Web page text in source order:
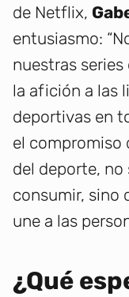
de Netflix,
entusiasmo:
nuestras
la afición a las
deportivas en
el compromiso
del deporte,
consumir, sino
une a las
¿Qué